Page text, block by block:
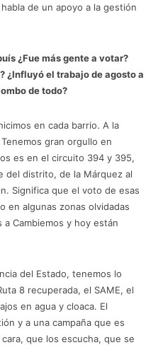
de un apoyo a la gestión
¿Fue más gente a votar?
¿Influyó el trabajo de agosto a
de todo?
en cada barrio. A la
gran orgullo en
es en el circuito 394 y 395,
del distrito, de la Márquez al
Significa que el voto de esas
en algunas zonas olvidadas
Cambiemos y hoy están
del Estado, tenemos lo
8 recuperada, el SAME, el
en agua y cloaca. El
y a una campaña que es
que los escucha, que se